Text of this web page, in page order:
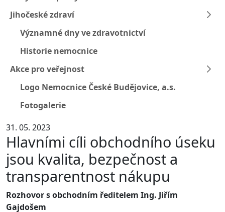
Jihočeské zdraví
Významné dny ve zdravotnictví
Historie nemocnice
Akce pro veřejnost
Logo Nemocnice České Budějovice, a.s.
Fotogalerie
31. 05. 2023
Hlavními cíli obchodního úseku
jsou kvalita, bezpečnost a
transparentnost nákupu
Rozhovor s obchodním ředitelem Ing. Jiřím
Gajdošem